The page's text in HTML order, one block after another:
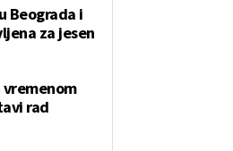
Beograda i
za jesen
vremenom
rad